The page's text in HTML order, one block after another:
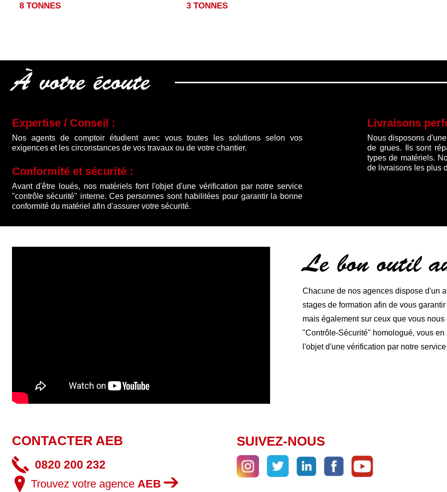
8 TONNES 3 TONNES
À votre écoute
Expertise / Conseil :
Nos agents de comptoir étudient avec vous toutes les solutions selon vos
exigences et les circonstances de vos travaux ou de votre chantier.
Conformité et sécurité :
Avant d'être loués, nos matériels font l'objet d'une vérification par notre service
"contrôle sécurité" interne. Ces personnes sont habilitées pour garantir la bonne
conformité du matériel afin d'assurer votre sécurité.
Livraisons
Nous disposons
de grues. Ils sont
types de matériels.
de livraisons les plus
Le bon outil
Chacune de nos agences dispose d'un
stages de formation afin de vous
mais également sur ceux que vous
"Contrôle-Sécurité" homologué, vous
l'objet d'une vérification par notre
CONTACTER AEB
0820 200 232
Trouvez votre agence AEB
SUIVEZ-NOUS